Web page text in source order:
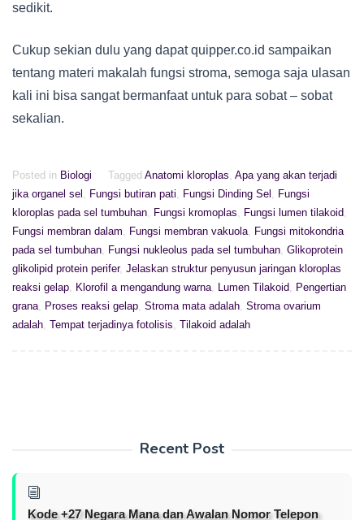
sedikit.
Cukup sekian dulu yang dapat quipper.co.id sampaikan
tentang materi makalah fungsi stroma, semoga saja ulasan
kali ini bisa sangat bermanfaat untuk para sobat – sobat
sekalian.
Posted in Biologi Tagged Anatomi kloroplas, Apa yang akan terjadi
jika organel sel , Fungsi butiran pati, Fungsi Dinding Sel , Fungsi
kloroplas pada sel tumbuhan, Fungsi kromoplas, Fungsi lumen tilakoid,
Fungsi membran dalam, Fungsi membran vakuola, Fungsi mitokondria
pada sel tumbuhan, Fungsi nukleolus pada sel tumbuhan, Glikoprotein
glikolipid protein perifer, Jelaskan struktur penyusun jaringan kloroplas
reaksi gelap, Klorofil a mengandung warna, Lumen Tilakoid, Pengertian
grana, Proses reaksi gelap, Stroma mata adalah, Stroma ovarium
adalah, Tempat terjadinya fotolisis, Tilakoid adalah
Recent Post
Kode +27 Negara Mana dan Awalan Nomor Telepon